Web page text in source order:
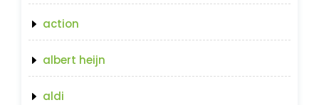
action
albert heijn
aldi